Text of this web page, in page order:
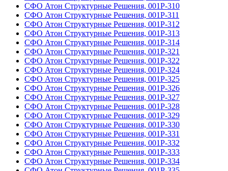
СФО Атон Структурные Решения, 001Р-310
СФО Атон Структурные Решения, 001Р-311
СФО Атон Структурные Решения, 001Р-312
СФО Атон Структурные Решения, 001Р-313
СФО Атон Структурные Решения, 001Р-314
СФО Атон Структурные Решения, 001Р-321
СФО Атон Структурные Решения, 001Р-322
СФО Атон Структурные Решения, 001Р-324
СФО Атон Структурные Решения, 001Р-325
СФО Атон Структурные Решения, 001Р-326
СФО Атон Структурные Решения, 001Р-327
СФО Атон Структурные Решения, 001Р-328
СФО Атон Структурные Решения, 001Р-329
СФО Атон Структурные Решения, 001Р-330
СФО Атон Структурные Решения, 001Р-331
СФО Атон Структурные Решения, 001Р-332
СФО Атон Структурные Решения, 001Р-333
СФО Атон Структурные Решения, 001Р-334